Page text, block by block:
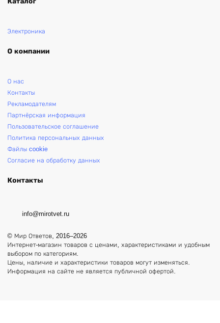
Электроника
О компании
О нас
Контакты
Рекламодателям
Партнёрская информация
Пользовательское соглашение
Политика персональных данных
Файлы cookie
Согласие на обработку данных
Контакты
info@mirotvet.ru
© Мир Ответов, 2016–2026
Интернет-магазин товаров с ценами, характеристиками и удобным
выбором по категориям.
Цены, наличие и характеристики товаров могут изменяться.
Информация на сайте не является публичной офертой.